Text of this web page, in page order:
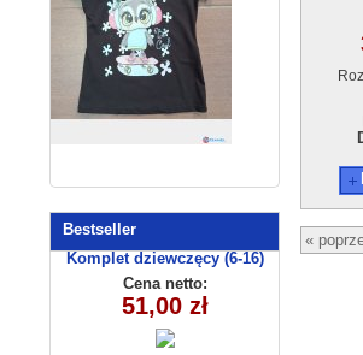
Bestseller
Komplet dziewczęcy (6-16)
8159
Cena netto:
51,00 zł
«